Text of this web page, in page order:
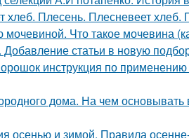
Плесень. Плесневеет хлеб.
мочевиной. Что такое мочевина
статьи в новую
инструкция по применению
дома. На чем
осенью и зимой. Правила